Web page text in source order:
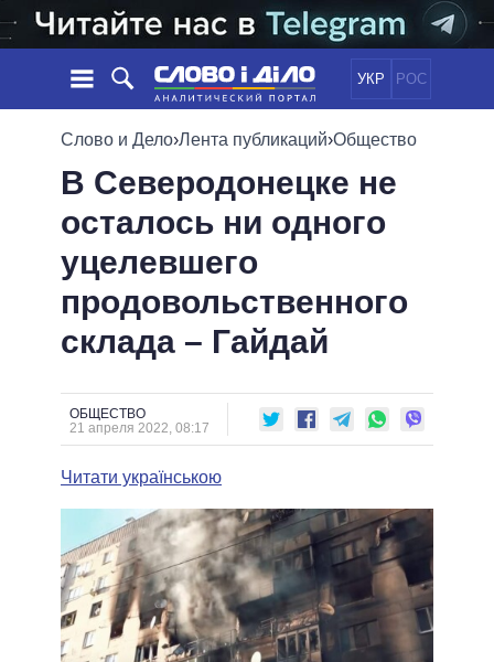
УКР РОС
НОВОСТИ
ЛЕНТА
СОБЫТИЯ
СТАТЬИ
МНЕНИЯ
ОБЗОРЫ
ДАЙДЖЕСТЫ
ПОЛИТИКА
ЭКОНОМИКА
ОБЕЩАНИЯ
ПОЛИТИКИ
ВСЕ ПОЛИТИКИ
ПРЕЗИДЕНТ И ОФИС
ВЕРХОВНАЯ РАДА
ГЛАВЫ ОБЛАДМИНИСТРАЦИЙ
МЭРЫ
ВСЕ ПЕРСОНЫ
ВИДЕО
СРАВНЕНИЕ ПОЛИТИКОВ
Слово и Дело›Лента публикаций›Общество
В Северодонецке не
осталось ни одного
уцелевшего
продовольственного
склада – Гайдай
ОБЩЕСТВО
21 апреля 2022, 08:17
Читати українською